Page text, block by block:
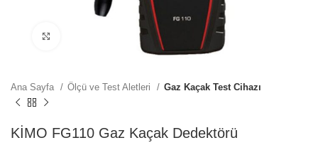
Büyütmek için tıklayın
Ana Sayfa Ölçü ve Test Aletleri Gaz Kaçak Test Cihazı
KİMO FG110 Gaz Kaçak Dedektörü